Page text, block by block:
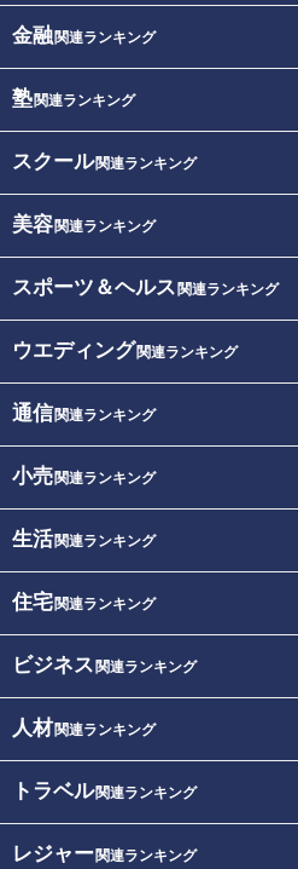
金融関連ランキング
塾関連ランキング
スクール関連ランキング
美容関連ランキング
スポーツ＆ヘルス 関連ランキング
ウエディング関連ランキング
通信関連ランキング
小売関連ランキング
生活関連ランキング
住宅関連ランキング
ビジネス 関連ランキング
人材関連ランキング
トラベル関連ランキング
レジャー関連ランキング